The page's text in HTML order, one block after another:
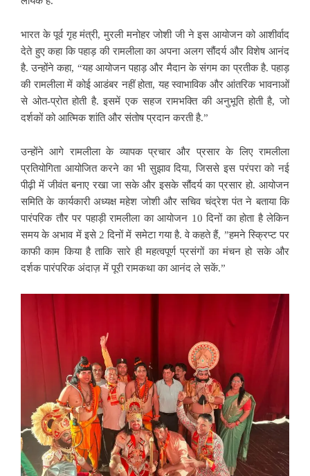
भारत के पूर्व गृह मंत्री, मुरली मनोहर जोशी जी ने इस आयोजन को आशीर्वाद
देते हुए कहा कि पहाड़ की रामलीला का अपना अलग सौंदर्य और विशेष आनंद
है. उन्होंने कहा, “यह आयोजन पहाड़ और मैदान के संगम का प्रतीक है. पहाड़
की रामलीला में कोई आडंबर नहीं होता, यह स्वाभाविक और आंतरिक भावनाओं
से ओत-प्रोत होती है. इसमें एक सहज रामभक्ति की अनुभूति होती है, जो
दर्शकों को आत्मिक शांति और संतोष प्रदान करती है.”
उन्होंने आगे रामलीला के व्यापक प्रचार और प्रसार के लिए रामलीला
प्रतियोगिता आयोजित करने का भी सुझाव दिया, जिससे इस परंपरा को नई
पीढ़ी में जीवंत बनाए रखा जा सके और इसके सौंदर्य का प्रसार हो. आयोजन
समिति के कार्यकारी अध्यक्ष महेश जोशी और सचिव चंद्रेश पंत ने बताया कि
पारंपरिक तौर पर पहाड़ी रामलीला का आयोजन 10 दिनों का होता है लेकिन
समय के अभाव में इसे 2 दिनों में समेटा गया है. वे कहते हैं, ”हमने स्क्रिप्ट पर
काफी काम किया है ताकि सारे ही महत्वपूर्ण प्रसंगों का मंचन हो सके और
दर्शक पारंपरिक अंदाज़ में पूरी रामकथा का आनंद ले सकें.”